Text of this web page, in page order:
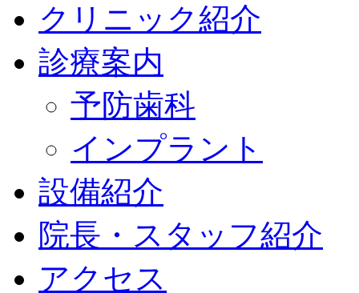
クリニック紹介
診療案内
予防歯科
インプラント
設備紹介
院長・スタッフ紹介
アクセス